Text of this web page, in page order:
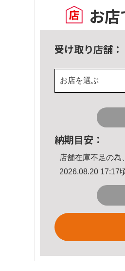
お
受け取り店舗：
お店を選ぶ
納期目安：
店舗在庫不足の為
2026.08.20 17:17